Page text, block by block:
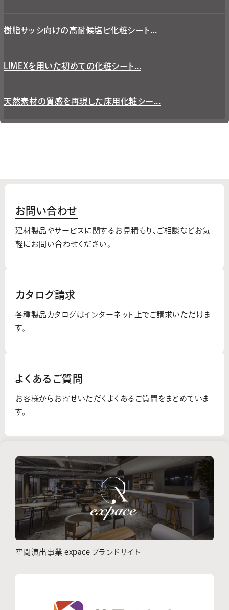
樹脂サッシ向けの高耐候塩ビ化粧シート...
LIMEXを用いた初めての化粧シート...
天然素材の質感を再現した床用化粧シー...
お問い合わせ
建材製品やサービスに関するお見積もり、 ご相談などお気
軽にお問い合わせください。
カタログ請求
各種製品カタログはインターネット上でご請求いただけま
す。
よくあるご質問
お客様からお寄せいただくよくあるご質問をまとめていま
す。
空間演出事業 expace ブランドサイト